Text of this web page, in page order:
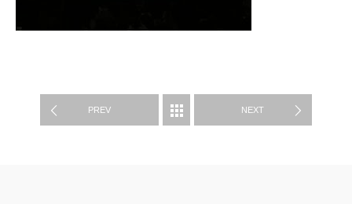
PREV
WORKS NEXT